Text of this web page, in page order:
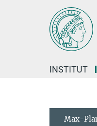
INSTITUT
Max-